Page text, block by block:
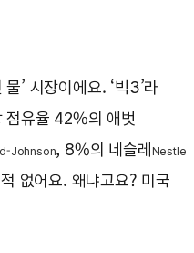
’ 시장이에요. ‘빅3’라
점유율 42%의 애벗
Johnson, 8%의 네슬레 Nestle
없어요. 왜냐고요? 미국